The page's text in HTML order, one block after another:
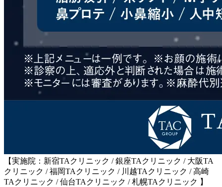
【実施院：新宿TAクリニック / 銀座TAクリニック / 大阪TA
クリニック / 福岡TAクリニック / 川越TAクリニック / 高崎
TAクリニック / 仙台TAクリニック / 札幌TAクリニック 】